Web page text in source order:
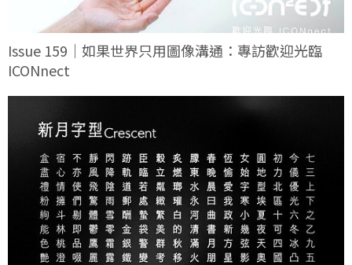
Issue 159｜如果世界只用圖像溝通：專訪歡迎光臨
ICONnect